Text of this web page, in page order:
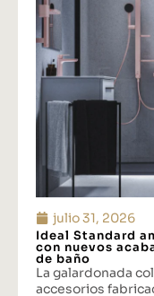
julio 31, 2026
Ideal Standard
con nuevos
de baño
La galardonada
accesorios